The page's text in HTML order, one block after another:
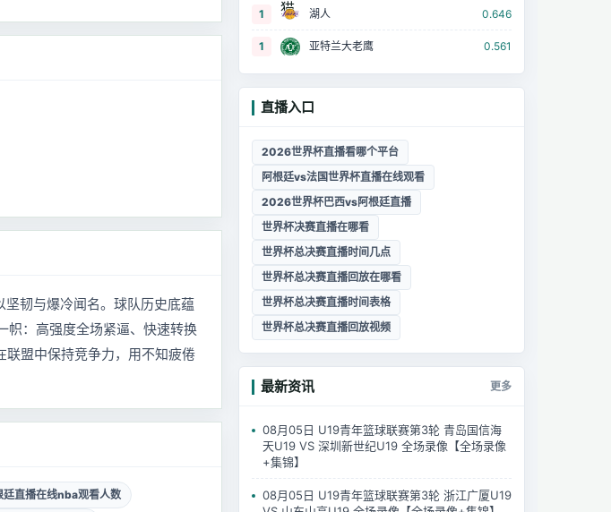
坚韧与爆冷闻名。球队历史底蕴
帜：高强度全场紧逼、快速转换
盟中保持竞争力，用不知疲倦
廷直播在线nba观看人数
1 湖人 0.646
1 亚特兰大老鹰 0.561
直播入口
2026世界杯直播看哪个平台
阿根廷vs法国世界杯直播在线观看
2026世界杯巴西vs阿根廷直播
世界杯决赛直播在哪看
世界杯总决赛直播时间几点
世界杯总决赛直播回放在哪看
世界杯总决赛直播时间表格
世界杯总决赛直播回放视频
最新资讯 更多
08月05日 U19青年篮球联赛第3轮 青岛国信海
天U19 VS 深圳新世纪U19 全场录像【全场录像
+集锦】
08月05日 U19青年篮球联赛第3轮 浙江广厦U19